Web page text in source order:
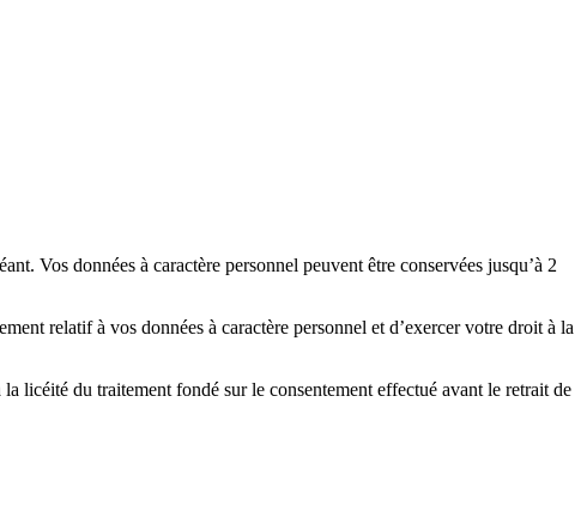
Vos données à caractère personnel peuvent être conservées jusqu’à 2
relatif à vos données à caractère personnel et d’exercer votre droit à la
licéité du traitement fondé sur le consentement effectué avant le retrait de